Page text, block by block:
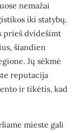
nemažai
iki statybų.
prieš dvidešimt
šiandien
Jų sėkmė
reputacija
ir tikėtis, kad
mieste gali